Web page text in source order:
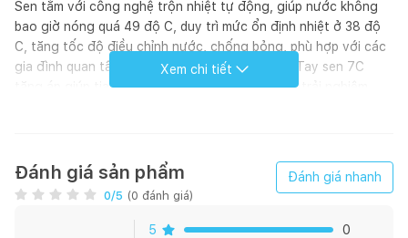
Sen tắm với công nghệ trộn nhiệt tự động, giúp nước không
bao giờ nóng quá 49 độ C, duy trì mức ổn định nhiệt ở 38 độ
C, tăng tốc độ điều chỉnh nước, chống bỏng, phù hợp với các
gia đình quan tâm đến sự an toàn của trẻ nhỏ. Tay sen 7C
tăng áp giúp tia nước bắn ra mạnh mẽ hơn, cho trải nghiệm
Kỹ thuật:
Lớp mạ Cr/Ni chất lượng cao
Xem chi tiết
Đánh giá sản phẩm
0/5 (0 đánh giá)
Đánh giá nhanh
5
0